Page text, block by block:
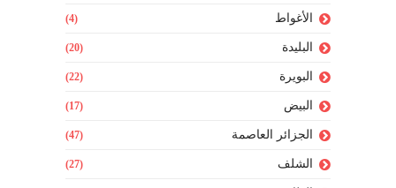
الأغواط (4)
البليدة (20)
البويرة (22)
البيض (17)
الجزائر العاصمة (47)
الشلف (27)